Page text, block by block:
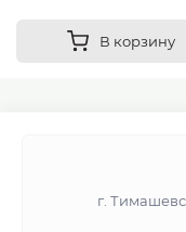
В корзину
г.